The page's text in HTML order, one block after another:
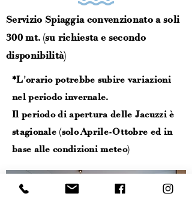
Servizio Spiaggia convenzionato a soli
300 mt. (su richiesta e secondo
disponibilità)
*L'orario potrebbe subire variazioni
nel periodo invernale.
Il periodo di apertura delle Jacuzzi è
stagionale (solo Aprile-Ottobre ed in
base alle condizioni meteo)